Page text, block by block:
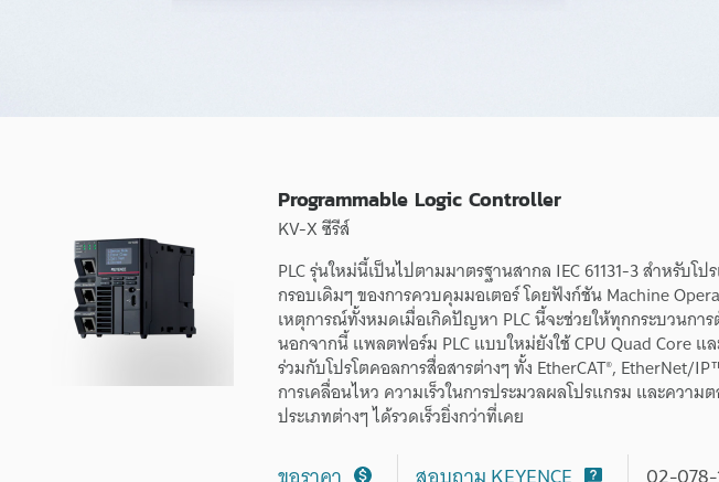
c
Programmable Logic Controller
KV-X ซีรีส์
PLCรุ่นใหม่นี้เป็นไปตามมาตรฐานสากล IEC 61131-3สำหรับโป
กรอบเดิมๆของการควบคุมมอเตอร์โดยฟังก์ชันMachine
เหตุการณ์ทั้งหมดเมื่อเกิดปัญหา PLCนี้จะช่วยให้ทุกกระบวนการ
นอกจากนี้แพลตฟอร์ม PLCแบบใหม่ยังใช้CPU Quad Coreแ
ร่วมกับโปรโตคอลการสื่อสารต่างๆทั้ง EtherCAT®, EtherNet/
การเคลื่อนไหว ความเร็วในการประมวลผลโปรแกรม และความ
ประเภทต่างๆได้รวดเร็วยิ่งกว่าที่เคย